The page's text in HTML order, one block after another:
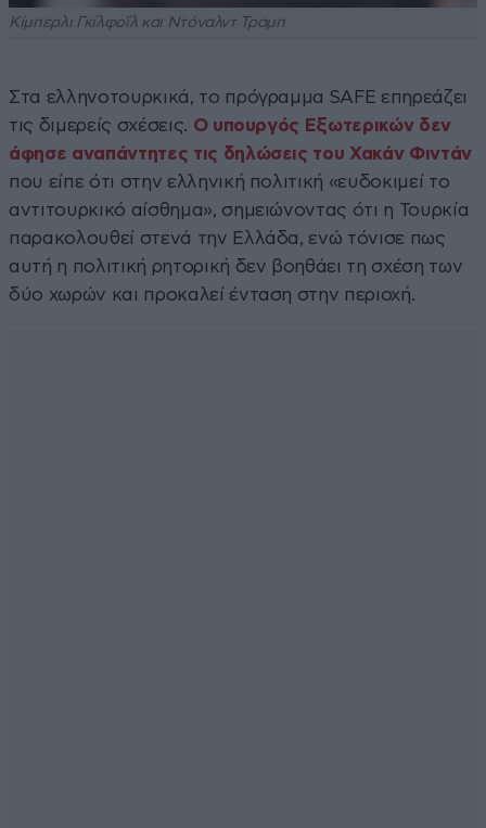
Κίμπερλι Γκίλφοϊλ και Ντόναλντ Τραμπ
Στα ελληνοτουρκικά, το πρόγραμμα SAFE επηρεάζει
τις διμερείς σχέσεις. Ο υπουργός Εξωτερικών δεν
άφησε αναπάντητες τις δηλώσεις του Χακάν Φιντάν
που είπε ότι στην ελληνική πολιτική «ευδοκιμεί το
αντιτουρκικό αίσθημα», σημειώνοντας ότι η Τουρκία
παρακολουθεί στενά την Ελλάδα, ενώ τόνισε πως
αυτή η πολιτική ρητορική δεν βοηθάει τη σχέση των
δύο χωρών και προκαλεί ένταση στην περιοχή.